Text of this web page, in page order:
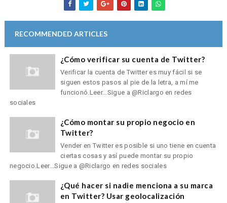
RECOMMENDED ARTICLES
¿Cómo verificar su cuenta de Twitter?
Verificar la cuenta de Twitter es muy fácil si se
siguen estos pasos al pie de la letra, a mí me
funcionó.Leer...Sigue a @Riclargo en redes
sociales
¿Cómo montar su propio negocio en
Twitter?
Vender en Twitter es posible si uno tiene en cuenta
ciertas cosas y así puede montar su propio
negocio.Leer...Sigue a @Riclargo en redes sociales
¿Qué hacer si nadie menciona a su marca
en Twitter? Usar geolocalización